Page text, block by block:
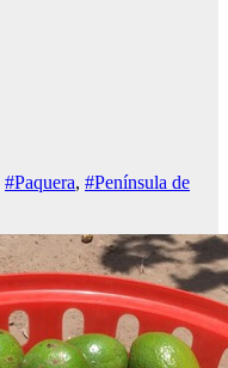
#Paquera, #Península de